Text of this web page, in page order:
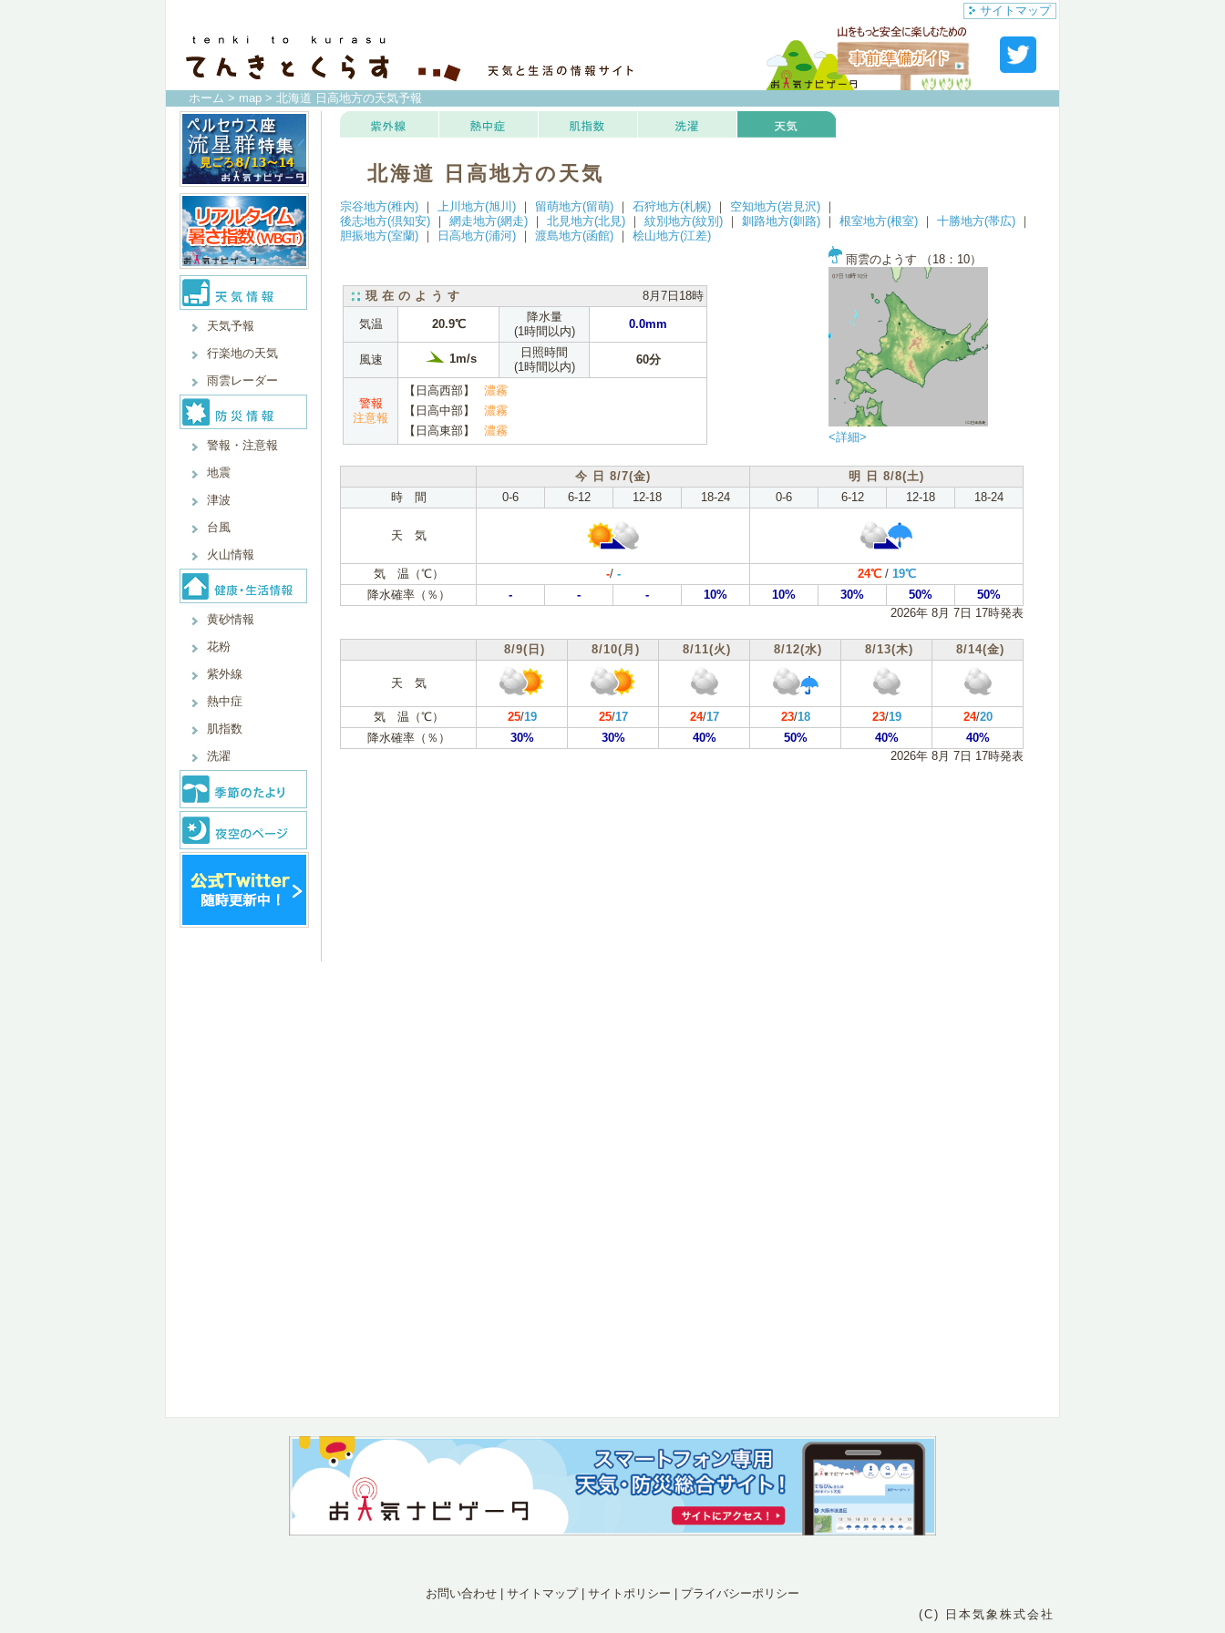
サイトマップ
ホーム > map > 北海道 日高地方の天気予報
天気予報
行楽地の天気
雨雲レーダー
警報・注意報
地震
津波
台風
火山情報
黄砂情報
花粉
紫外線
熱中症
肌指数
洗濯
北海道 日高地方の天気
宗谷地方(稚内) ｜ 上川地方(旭川) ｜ 留萌地方(留萌) ｜ 石狩地方(札幌) ｜ 空知地方(岩見沢) ｜
後志地方(倶知安) ｜ 網走地方(網走) ｜ 北見地方(北見) ｜ 紋別地方(紋別) ｜ 釧路地方(釧路) ｜ 根室地方(根室) ｜ 十勝地方(帯広) ｜
胆振地方(室蘭) ｜ 日高地方(浦河) ｜ 渡島地方(函館) ｜ 桧山地方(江差)
現在のようす 8月7日18時
気温 20.9℃
降水量
(1時間以内)
0.0mm
風速 1m/s
日照時間
(1時間以内)
60分
警報
注意報
【日高西部】
濃霧
【日高中部】
濃霧
【日高東部】
濃霧
雨雲のようす （18：10）
<詳細>
今 日 8/7(金)
明 日 8/8(土)
時 間
0-6 6-12 12-18 18-24 0-6 6-12 12-18 18-24
天 気
気 温（℃） -/ - 24℃/ 19℃
降水確率（％）
- - - 10% 10% 30% 50%
50%
2026年 8月 7日 17時発表
8/9(日) 8/10(月) 8/11(火) 8/12(水) 8/13(木) 8/14(金)
天 気
気 温（℃） 25/19 25/17 24/17 23/18 23/19 24/20
降水確率（％）
30% 30% 40% 50% 40%
40%
2026年 8月 7日 17時発表
お問い合わせ サイトマップ| サイトポリシー
プライバシーポリシー
(C) 日本気象株式会社